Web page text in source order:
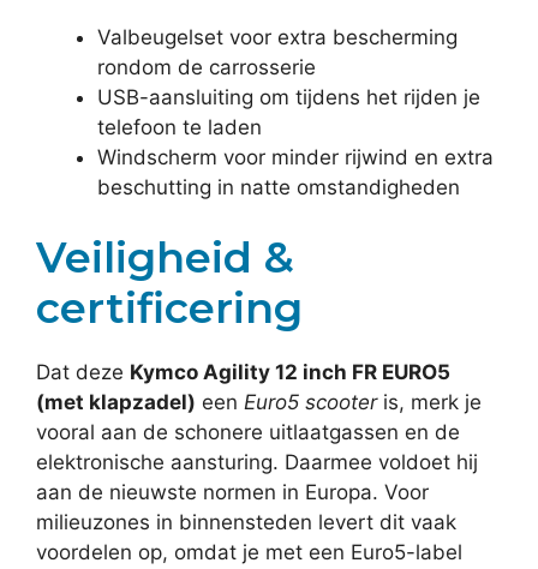
Valbeugelset voor extra bescherming
rondom de carrosserie
USB-aansluiting om tijdens het rijden je
telefoon te laden
Windscherm voor minder rijwind en extra
beschutting in natte omstandigheden
Veiligheid &
certificering
Dat deze Kymco Agility 12 inch FR EURO5
(met klapzadel) een Euro5 scooteris, merk je
vooral aan de schonere uitlaatgassen en de
elektronische aansturing. Daarmee voldoet hij
aan de nieuwste normen in Europa. Voor
milieuzones in binnensteden levert dit vaak
voordelen op, omdat je met een Euro5-label